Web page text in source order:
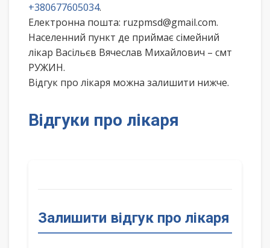
+380677605034.
Електронна пошта: ruzpmsd@gmail.com.
Населенний пункт де приймає сімейний
лікар Васільєв Вячеслав Михайлович – смт
РУЖИН.
Відгук про лікаря можна залишити нижче.
Відгуки про лікаря
Залишити відгук про лікаря